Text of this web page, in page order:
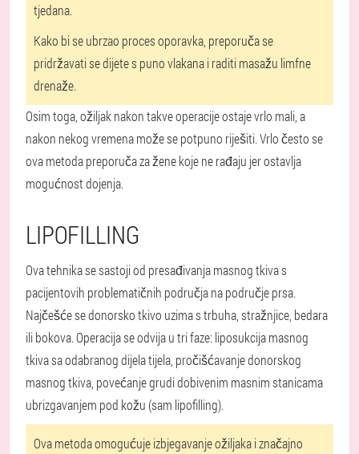
tjedana.
Kako bi se ubrzao proces oporavka, preporuča se
pridržavati se dijete s puno vlakana i raditi masažu limfne
drenaže.
Osim toga, ožiljak nakon takve operacije ostaje vrlo mali, a
nakon nekog vremena može se potpuno riješiti. Vrlo često se
ova metoda preporuča za žene koje ne rađaju jer ostavlja
mogućnost dojenja.
LIPOFILLING
Ova tehnika se sastoji od presađivanja masnog tkiva s
pacijentovih problematičnih područja na područje prsa.
Najčešće se donorsko tkivo uzima s trbuha, stražnjice, bedara
ili bokova. Operacija se odvija u tri faze: liposukcija masnog
tkiva sa odabranog dijela tijela, pročišćavanje donorskog
masnog tkiva, povećanje grudi dobivenim masnim stanicama
ubrizgavanjem pod kožu (sam lipofilling).
Ova metoda omogućuje izbjegavanje ožiljaka i značajno